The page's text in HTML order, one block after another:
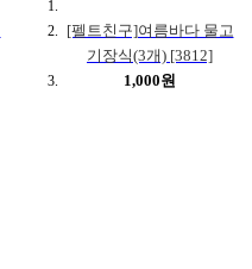
[펠트친구]여름바다 물고
기장식(3개) [3812]
1,000원